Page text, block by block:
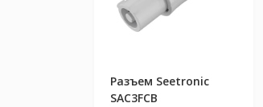
Разъем Seetronic
SAC3FCB